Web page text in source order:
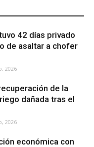
42 días privado
de asaltar a chofer
2026
de la
dañada tras el
2026
económica con